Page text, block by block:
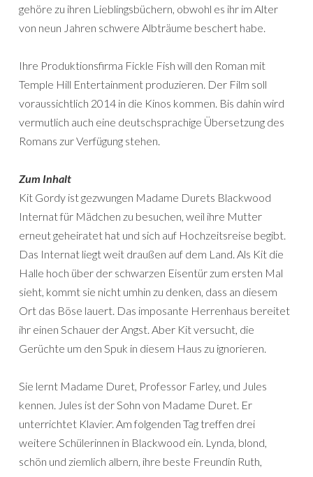
gehöre zu ihren Lieblingsbüchern, obwohl es ihr im Alter
von neun Jahren schwere Albträume beschert habe.
Ihre Produktionsfirma Fickle Fish will den Roman mit
Temple Hill Entertainment produzieren. Der Film soll
voraussichtlich 2014 in die Kinos kommen. Bis dahin wird
vermutlich auch eine deutschsprachige Übersetzung des
Romans zur Verfügung stehen.
Zum Inhalt
Kit Gordy ist gezwungen Madame Durets Blackwood
Internat für Mädchen zu besuchen, weil ihre Mutter
erneut geheiratet hat und sich auf Hochzeitsreise begibt.
Das Internat liegt weit draußen auf dem Land. Als Kit die
Halle hoch über der schwarzen Eisentür zum ersten Mal
sieht, kommt sie nicht umhin zu denken, dass an diesem
Ort das Böse lauert. Das imposante Herrenhaus bereitet
ihr einen Schauer der Angst. Aber Kit versucht, die
Gerüchte um den Spuk in diesem Haus zu ignorieren.
Sie lernt Madame Duret, Professor Farley, und Jules
kennen. Jules ist der Sohn von Madame Duret. Er
unterrichtet Klavier. Am folgenden Tag treffen drei
weitere Schülerinnen in Blackwood ein. Lynda, blond,
schön und ziemlich albern, ihre beste Freundin Ruth,